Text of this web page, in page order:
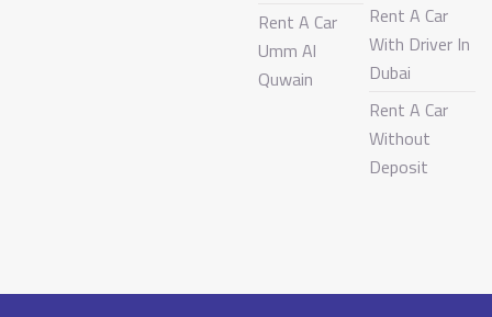
Rent A Car
Umm Al
Quwain
Rent A Car
With Driver In
Dubai
Rent A Car
Without
Deposit